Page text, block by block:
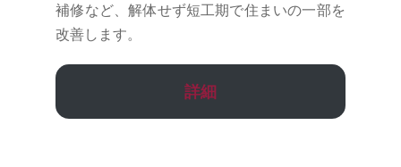
補修など、解体せず短工期で住まいの一部を
改善します。
詳細